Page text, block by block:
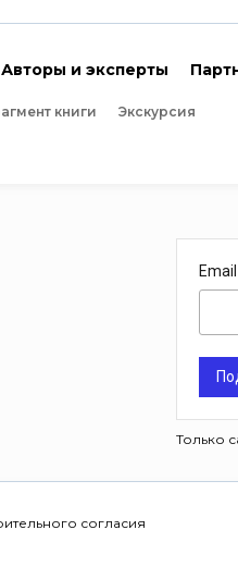
Авторы и эксперты
книги Экскурсия
Email
Только
согласия